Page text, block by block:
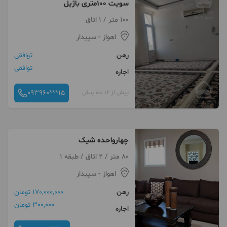
سویت 100متری باژیل
100 متر / 1 اتاق
اهواز - سپیدار
رهن
توافقی
اجاره
توافقی
بیش از 12 ماه پیش 093960***15
چهارواحده شیک
80 متر / 2 اتاق / طبقه 1
اهواز - سپیدار
رهن
170,000,000 تومان
اجاره
300,000 تومان